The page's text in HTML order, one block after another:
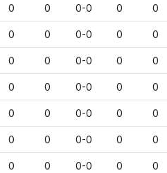
0 0 0-0 0 0
0 0 0-0 0 0
0 0 0-0 0 0
0 0 0-0 0 0
0 0 0-0 0 0
0 0 0-0 0 0
0 0 0-0 0 0